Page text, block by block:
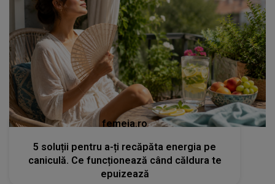
femeia.ro
5 soluții pentru a-ți recăpăta energia pe
caniculă. Ce funcționează când căldura te
epuizează